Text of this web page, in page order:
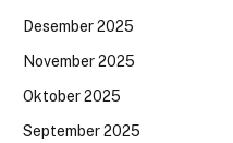
Desember 2025
November 2025
Oktober 2025
September 2025